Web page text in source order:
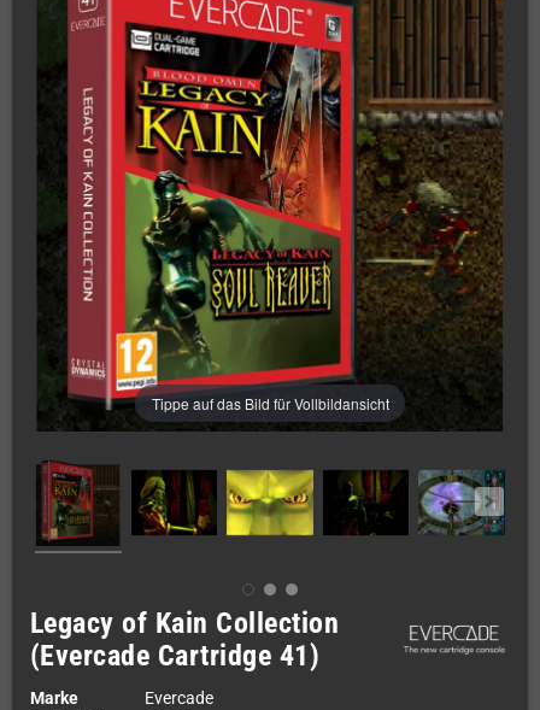
Tippe auf das Bild für Vollbildansicht
Legacy of Kain Collection
(Evercade Cartridge 41)
Marke
Evercade